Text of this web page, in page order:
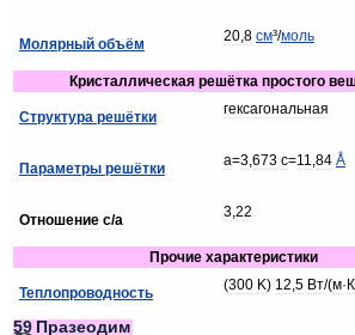
Молярный объём 20,8 см³/моль
Кристаллическая решётка простого
Структура решётки гексагональная
Параметры решётки a=3,673 c=11,84 Å
Отношение c/a 3,22
Прочие характеристики
Теплопроводность (300 K) 12,5 Вт/(м· К
59 Празеодим